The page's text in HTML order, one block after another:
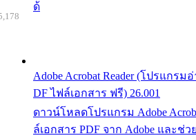
ด้
Adobe Acrobat Reader (โปรแกรม
DF ไฟล์เอกสาร ฟรี) 26.001
ดาวน์โหลดโปรแกรม Adobe
ล์เอกสาร PDF จาก Adobe และช่